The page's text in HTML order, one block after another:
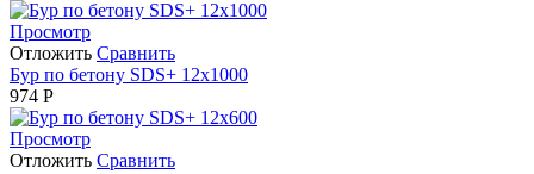
Просмотр
Отложить Сравнить
Бур по бетону SDS+ 12х1000
974 Р
Просмотр
Отложить Сравнить